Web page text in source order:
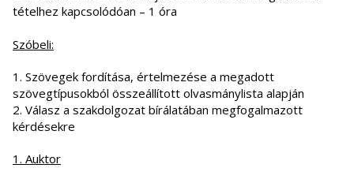
tételhez kapcsolódóan – 1 óra
Szóbeli:
1. Szövegek fordítása, értelmezése a megadott
szövegtípusokból összeállított olvasmánylista alapján
2. Válasz a szakdolgozat bírálatában megfogalmazott
kérdésekre
1. Auktor